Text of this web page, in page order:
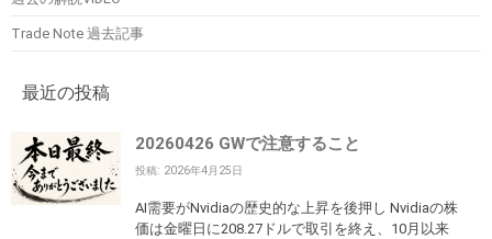
Trade Note 過去記事
最近の投稿
20260426 GWで注意すること
投稿: 2026年4月25日
AI需要がNvidiaの歴史的な上昇を後押し Nvidiaの株
価は金曜日に208.27ドルで取引を終え、10月以来